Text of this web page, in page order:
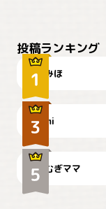
投稿ランキング
みほ
可愛い？
mi
🌻とむぎ！
むぎママ